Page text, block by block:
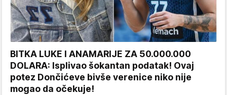
BITKA LUKE I ANAMARIJE ZA 50.000.000
DOLARA: Isplivao šokantan podatak! Ovaj
potez Dončićeve bivše verenice niko nije
mogao da očekuje!